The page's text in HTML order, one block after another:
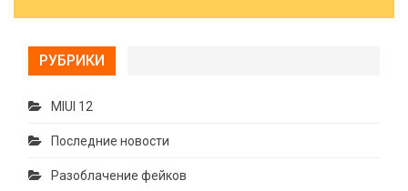
РУБРИКИ
MIUI 12
Последние новости
Разоблачение фейков